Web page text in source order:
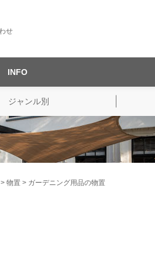
せ
INFO
ジャンル別
物置 ガーデニング用品の物置